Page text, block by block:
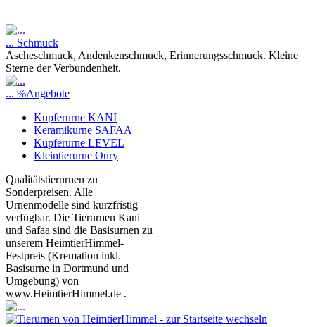
... Schmuck
Ascheschmuck, Andenkenschmuck, Erinnerungsschmuck. Kleine
Sterne der Verbundenheit.
... %Angebote
Kupferurne KANI
Keramikurne SAFAA
Kupferurne LEVEL
Kleintierurne Oury
Qualitätstierurnen zu
Sonderpreisen. Alle
Urnenmodelle sind kurzfristig
verfügbar. Die Tierurnen Kani
und Safaa sind die Basisurnen zu
unserem HeimtierHimmel-
Festpreis (Kremation inkl.
Basisurne in Dortmund und
Umgebung) von
www.HeimtierHimmel.de .